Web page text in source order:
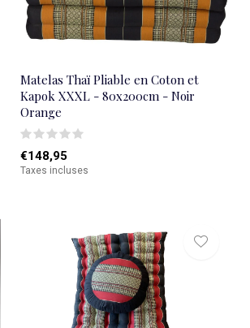
Matelas Thaï Pliable en Coton et
Kapok XXXL - 80x200cm - Noir
Orange
€148,95
Taxes incluses